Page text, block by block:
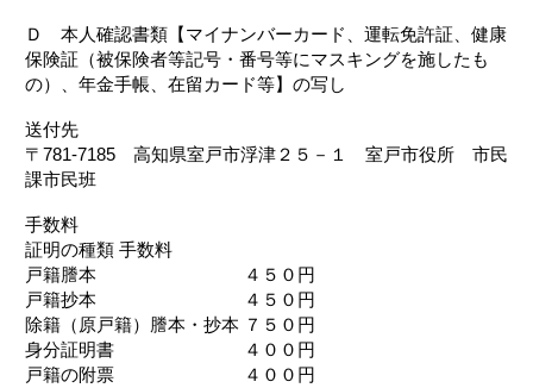
Ｄ 本人確認書類【マイナンバーカード、運転免許証、健康
保険証（被保険者等記号・番号等にマスキングを施したも
の）、年金手帳、在留カード等】の写し
送付先
〒781-7185 高知県室戸市浮津２５－１ 室戸市役所 市民
課市民班
手数料
証明の種類 手数料
戸籍謄本 ４５０円
戸籍抄本 ４５０円
除籍（原戸籍）謄本・抄本 ７５０円
身分証明書 ４００円
戸籍の附票 ４００円